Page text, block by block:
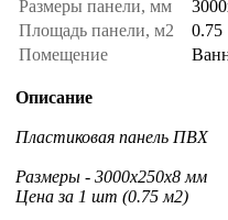
Размеры панели, мм
Площадь панели, м2
0.75
Помещение
Описание
Пластиковая панель ПВХ
Размеры - 3000x250x8 мм
Цена за 1 шт (0.75 м2)